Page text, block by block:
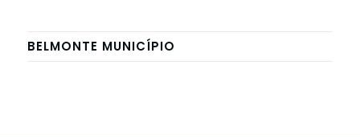
BELMONTE MUNICÍPIO